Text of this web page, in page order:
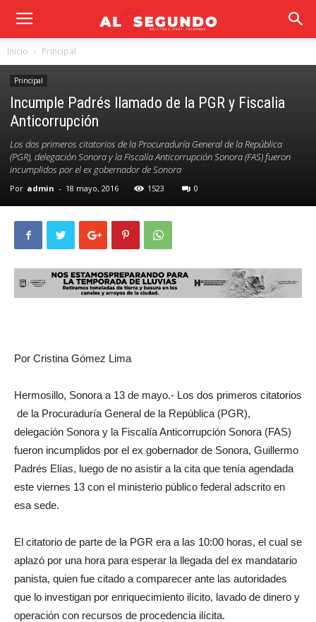
Inicio Principal
Principal
Incumple Padrés llamado de la PGR y Fiscalia
Anticorrupción
Los dos primeros citatorios de la Procuraduría General de la República
(PGR), delegación Sonora y la Fiscalía Anticorrupción Sonora (FAS) fueron
incumplidos por el ex gobernador de Sonora
Por admin - 18 mayo, 2016 1523 0
Por Cristina Gómez Lima
Hermosillo, Sonora a 13 de mayo.- Los dos primeros citatorios
de la Procuraduría General de la República (PGR),
delegación Sonora y la Fiscalía Anticorrupción Sonora (FAS)
fueron incumplidos por el ex gobernador de Sonora, Guillermo
Padrés Elías, luego de no asistir a la cita que tenía agendada
este viernes 13 con el ministerio público federal adscrito en
esa sede.
El citatorio de parte de la PGR era a las 10:00 horas, el cual se
aplazó por una hora para esperar la llegada del ex mandatario
panista, quien fue citado a comparecer ante las autoridades
que lo investigan por enriquecimiento ilícito, lavado de dinero y
operación con recursos de procedencia ilícita.